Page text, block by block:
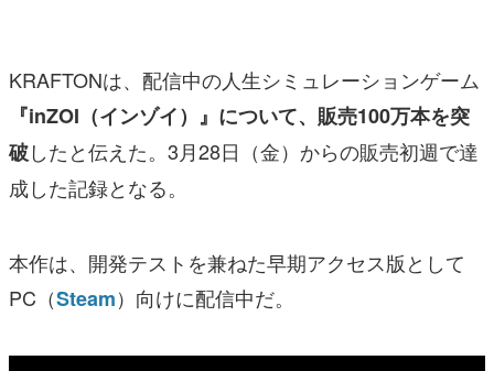
アプリレビュー
その他
電ファミニコゲーマーとは？
KRAFTONは、配信中の人生シミュレーションゲーム
『inZOI（インゾイ）』について、販売100万本を突
破したと伝えた。3月28日（金）からの販売初週で達
成した記録となる。
本作は、開発テストを兼ねた早期アクセス版として
PC（Steam）向けに配信中だ。